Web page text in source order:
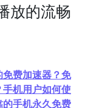
放的流畅
费加速器？免
机用户如何使
手机永久免费